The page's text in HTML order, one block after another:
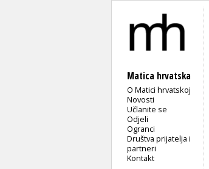
Matica hrvatska
O Matici hrvatskoj
Novosti
Učlanite se
Odjeli
Ogranci
Društva prijatelja i
partneri
Kontakt